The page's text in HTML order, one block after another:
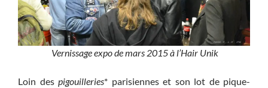
Vernissage expo de mars 2015 à l’Hair Unik
Loin des pigouilleries* parisiennes et son lot de pique-